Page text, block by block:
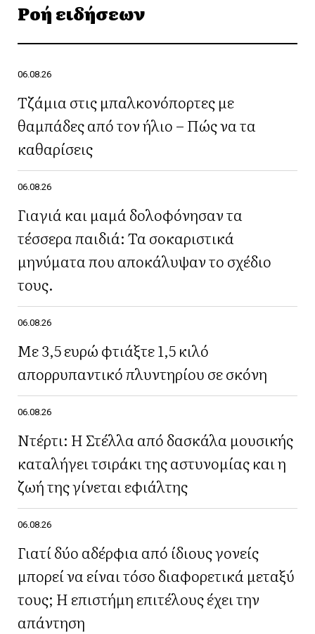
Ροή ειδήσεων
06.08.26
Τζάμια στις μπαλκονόπορτες με
θαμπάδες από τον ήλιο – Πώς να τα
καθαρίσεις
06.08.26
Γιαγιά και μαμά δολοφόνησαν τα
τέσσερα παιδιά: Τα σοκαριστικά
μηνύματα που αποκάλυψαν το σχέδιο
τους.
06.08.26
Με 3,5 ευρώ φτιάξτε 1,5 κιλό
απορρυπαντικό πλυντηρίου σε σκόνη
06.08.26
Ντέρτι: Η Στέλλα από δασκάλα μουσικής
καταλήγει τσιράκι της αστυνομίας και η
ζωή της γίνεται εφιάλτης
06.08.26
Γιατί δύο αδέρφια από ίδιους γονείς
μπορεί να είναι τόσο διαφορετικά μεταξύ
τους; Η επιστήμη επιτέλους έχει την
απάντηση